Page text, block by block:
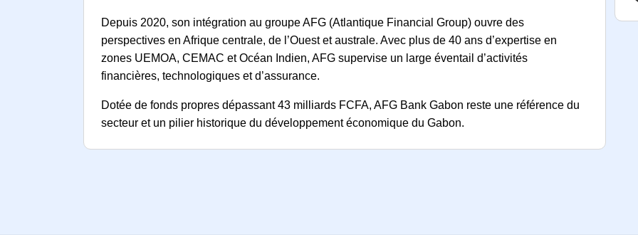
Depuis 2020, son intégration au groupe AFG (Atlantique Financial Group) ouvre des
perspectives en Afrique centrale, de l’Ouest et australe. Avec plus de 40 ans d’expertise en
zones UEMOA, CEMAC et Océan Indien, AFG supervise un large éventail d’activités
financières, technologiques et d’assurance.
Dotée de fonds propres dépassant 43 milliards FCFA, AFG Bank Gabon reste une référence du
secteur et un pilier historique du développement économique du Gabon.